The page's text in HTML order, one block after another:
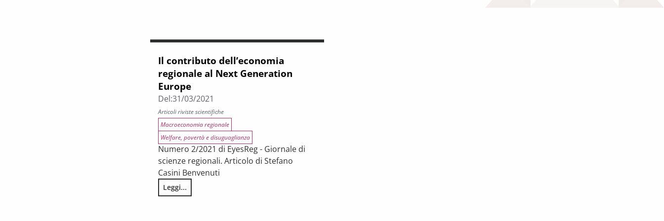
Il contributo dell’economia
regionale al Next Generation
Europe
Del:31/03/2021
Articoli riviste scientifiche
Macroeconomia regionale
Welfare, povertà e disuguaglianza
Numero 2/2021 di EyesReg - Giornale di
scienze regionali. Articolo di Stefano
Casini Benvenuti
Leggi...
Il contributo dell’economia regionale al Next Generation Europe